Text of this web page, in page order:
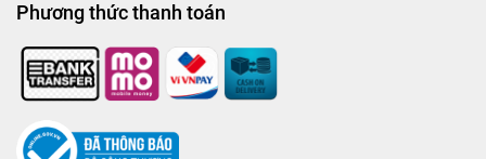
Phương thức thanh toán